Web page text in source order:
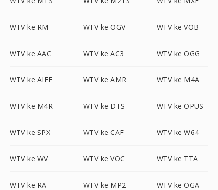
WTV ke RM WTV ke OGV WTV ke VOB
WTV ke AAC WTV ke AC3 WTV ke OGG
WTV ke AIFF WTV ke AMR WTV ke M4A
WTV ke M4R WTV ke DTS WTV ke OPUS
WTV ke SPX WTV ke CAF WTV ke W64
WTV ke WV WTV ke VOC WTV ke TTA
WTV ke RA WTV ke MP2 WTV ke OGA